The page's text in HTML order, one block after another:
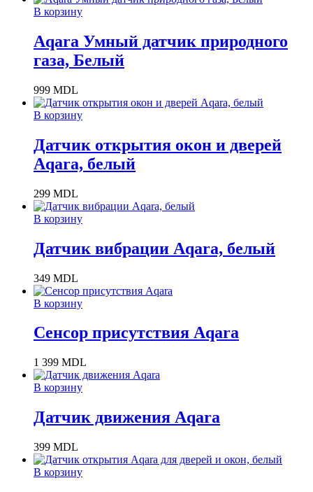
В корзину
Aqara Умный датчик природного
газа, Белый
999 MDL
В корзину
Датчик открытия окон и дверей
Aqara, белый
299 MDL
В корзину
Датчик вибрации Aqara, белый
349 MDL
В корзину
Сенсор присутствия Aqara
1 399 MDL
В корзину
Датчик движения Aqara
399 MDL
В корзину